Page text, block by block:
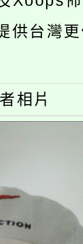
學生
度第
結果(
度第
選結果
學推廣
分析基
導中心
、社會
。
供台灣
相片